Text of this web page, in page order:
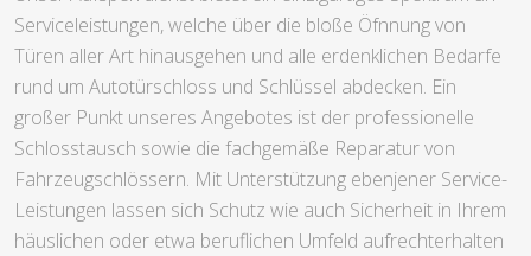
Serviceleistungen, welche über die bloße Öfnnung von
Türen aller Art hinausgehen und alle erdenklichen Bedarfe
rund um Autotürschloss und Schlüssel abdecken. Ein
großer Punkt unseres Angebotes ist der professionelle
Schlosstausch sowie die fachgemäße Reparatur von
Fahrzeugschlössern. Mit Unterstützung ebenjener Service-
Leistungen lassen sich Schutz wie auch Sicherheit in Ihrem
häuslichen oder etwa beruflichen Umfeld aufrechterhalten